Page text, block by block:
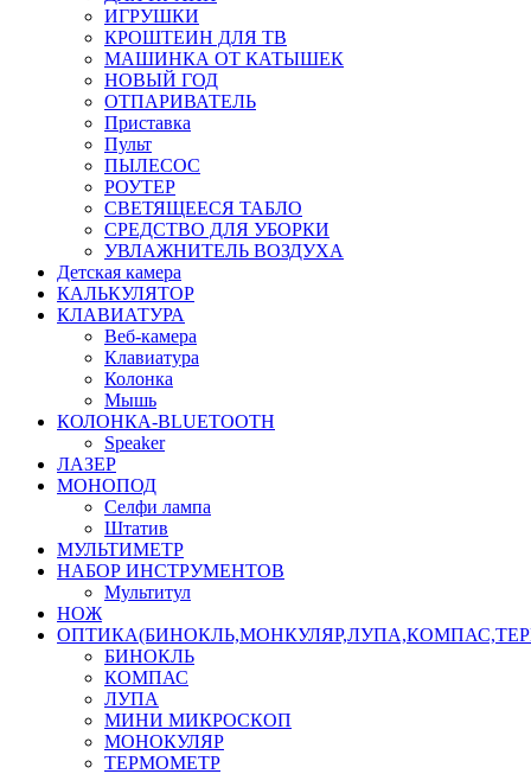
ИГРУШКИ
КРОШТЕИН ДЛЯ ТВ
МАШИНКА ОТ КАТЫШЕК
НОВЫЙ ГОД
ОТПАРИВАТЕЛЬ
Приставка
Пульт
ПЫЛЕСОС
РОУТЕР
СВЕТЯЩЕЕСЯ ТАБЛО
СРЕДСТВО ДЛЯ УБОРКИ
УВЛАЖНИТЕЛЬ ВОЗДУХА
Детская камера
КАЛЬКУЛЯТОР
КЛАВИАТУРА
Веб-камера
Клавиатура
Колонка
Мышь
КОЛОНКА-BLUETOOTH
Speaker
ЛАЗЕР
МОНОПОД
Селфи лампа
Штатив
МУЛЬТИМЕТР
НАБОР ИНСТРУМЕНТОВ
Мультитул
НОЖ
БИНОКЛЬ
КОМПАС
ЛУПА
МИНИ МИКРОСКОП
МОНОКУЛЯР
ТЕРМОМЕТР